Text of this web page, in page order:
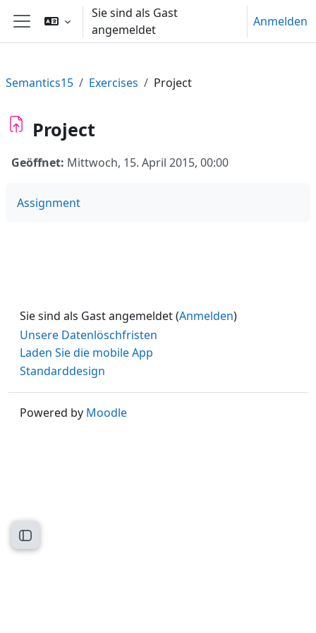
Zum Hauptinhalt
Website-Übersicht
Sie sind als Gast
angemeldet
Anmelden
Kursindex öffnen
Semantics15 Exercises Project
Project
Geöffnet: Mittwoch, 15. April 2015, 00:00
Assignment
Sie sind als Gast angemeldet (Anmelden)
Unsere Datenlöschfristen
Laden Sie die mobile App
Standarddesign
Powered by Moodle